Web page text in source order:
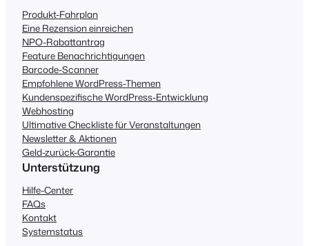
Produkt-Fahrplan
Eine Rezension einreichen
NPO-Rabattantrag
Feature Benachrichtigungen
Barcode-Scanner
Empfohlene WordPress-Themen
Kundenspezifische WordPress-Entwicklung
Webhosting
Ultimative Checkliste für Veranstaltungen
Newsletter & Aktionen
Geld-zurück-Garantie
Unterstützung
Hilfe-Center
FAQs
Kontakt
Systemstatus